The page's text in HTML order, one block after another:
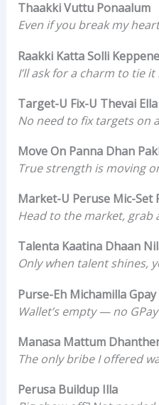
Thaakki Vuttu Ponaalum
Even if you break my
Raakki Katta Solli Keppene
I’ll ask for a charm to tie
Target-U Fix-U Thevai
No need to fix targets on
Move On Panna Dhan
True strength is moving
Market-U Peruse Mic-Set
Head to the market, grab
Talenta Kaatina Dhaan
Only when talent shines,
Purse-Eh Michamilla
Wallet’s empty — no
Manasa Mattum
The only bribe I offered
Perusa Buildup Illa